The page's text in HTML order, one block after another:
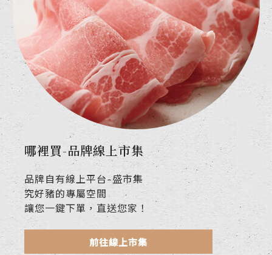
哪裡買-品牌線上市集
品牌自有線上平台-盛市集
究好豬的專屬空間
讓您一鍵下單，直送您家！
前往線上市集